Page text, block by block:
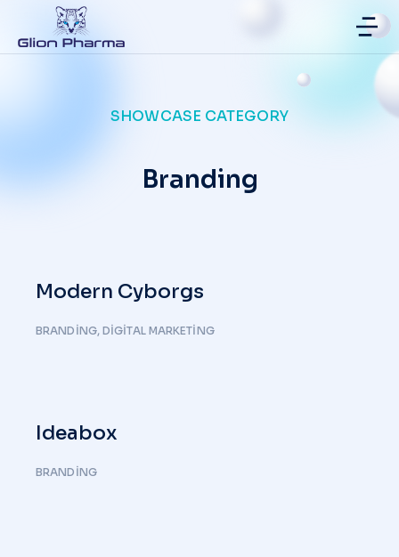
SHOWCASE CATEGORY
Branding
Modern Cyborgs
BRANDING,DIGITAL MARKETING
Ideabox
BRANDING